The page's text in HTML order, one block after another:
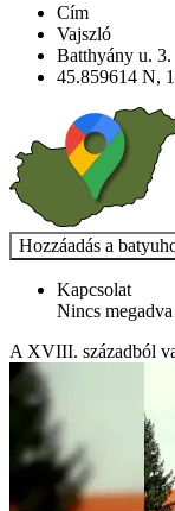
Cím
Vajszló
Batthyány u. 3.
45.859614 N,
Kapcsolat
Nincs
A XVIII. századból